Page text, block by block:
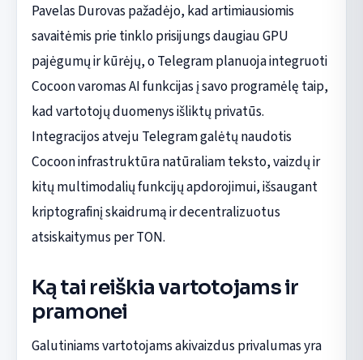
Pavelas Durovas pažadėjo, kad artimiausiomis
savaitėmis prie tinklo prisijungs daugiau GPU
pajėgumų ir kūrėjų, o Telegram planuoja integruoti
Cocoon varomas AI funkcijas į savo programėlę taip,
kad vartotojų duomenys išliktų privatūs.
Integracijos atveju Telegram galėtų naudotis
Cocoon infrastruktūra natūraliam teksto, vaizdų ir
kitų multimodalių funkcijų apdorojimui, išsaugant
kriptografinį skaidrumą ir decentralizuotus
atsiskaitymus per TON.
Ką tai reiškia vartotojams ir
pramonei
Galutiniams vartotojams akivaizdus privalumas yra